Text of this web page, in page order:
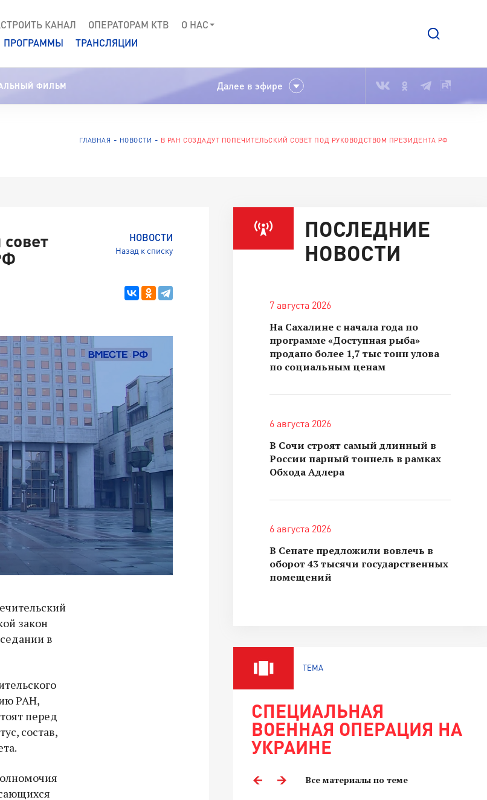
КАНАЛ ОПЕРАТОРАМ КТВ
О НАС
ПРОГРАММЫ ТРАНСЛЯЦИИ
ФИЛЬМ Далее в эфире
ГЛАВНАЯ НОВОСТИ В РАН СОЗДАДУТ ПОПЕЧИТЕЛЬСКИЙ СОВЕТ ПОД РУКОВОДСТВОМ ПРЕЗИДЕНТА РФ
НОВОСТИ
Назад к списку
закон
в
РАН,
перед
состав,
ПОСЛЕДНИЕ
НОВОСТИ
7 августа 2026
На Сахалине с начала года по
программе «Доступная рыба»
продано более 1,7 тыс тонн улова
по социальным ценам
6 августа 2026
В Сочи строят самый длинный в
России парный тоннель в рамках
Обхода Адлера
6 августа 2026
В Сенате предложили вовлечь в
оборот 43 тысячи государственных
помещений
ТЕМА
СПЕЦИАЛЬНАЯ
ВОЕННАЯ ОПЕРАЦИЯ НА
УКРАИНЕ
Все материалы по теме